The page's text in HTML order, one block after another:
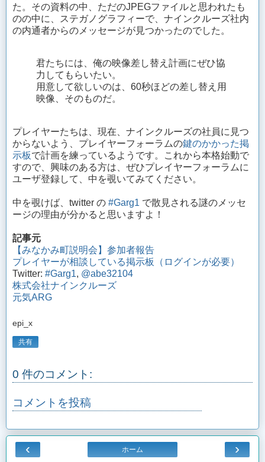
た。その資料の中、ただのJPEGファイルと思われたも
のの中に、ステガノグラフィーで、ナインクルーズ社内
の内通者からのメッセージが見つかったのでした。
君たちには、俺の映像差し替え計画にぜひ協
力してもらいたい。
用意して欲しいのは、60秒ほどの差し替え用
映像、そのものだ。
プレイヤーたちは、現在、ナインクルーズの社員に見つ
からないよう、プレイヤーフォーラムの鍵のかかった掲
示板で計画を練っているようです。これから本格始動で
すので、興味のある方は、ぜひプレイヤーフォーラムに
ユーザ登録して、中を覗いてみてください。
中を覗けば、twitter の #Garg1 で散見される謎のメッセ
ージの理由が分かると思いますよ！
記事元
【みなかみ町説明会】参加者報告
プレイヤーが相談している掲示板（ログインが必要）
Twitter: #Garg1, @abe32104
株式会社ナインクルーズ
元気ARG
epi_x
共有
0 件のコメント:
コメントを投稿
‹ ›
ホーム